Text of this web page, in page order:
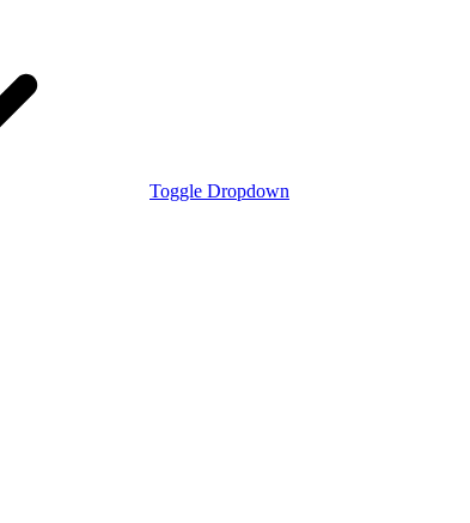
Toggle Dropdown